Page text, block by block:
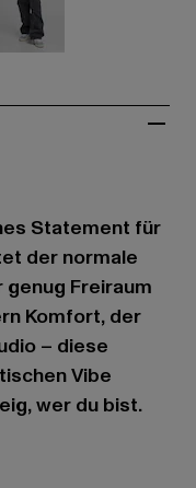
Statement für
der normale
Freiraum
Komfort, der
– diese
Vibe
wer du bist.